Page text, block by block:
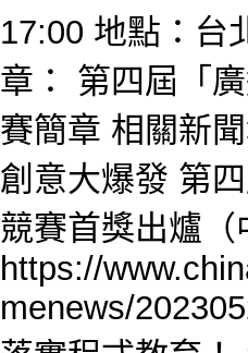
17:00 地點：台
章： 第四屆「
賽簡章 相關新
創意大爆發 第
競賽首獎出爐（
https://
menews/